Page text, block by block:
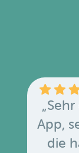
App,
die